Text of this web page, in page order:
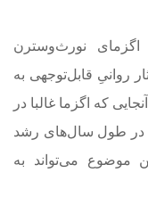
نورث‌وسترن
روانیِ قابل‌توجهی به
که اگزما غالبا در
در طول سال‌های رشد
موضوع می‌تواند به